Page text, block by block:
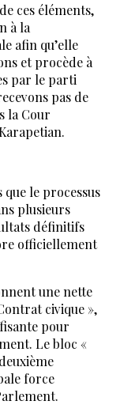
ces éléments,
à la
afin qu’elle
et procède à
par le parti
pas de
la Cour
le processus
plusieurs
définitifs
officiellement
une nette
civique »,
pour
Le bloc «
force